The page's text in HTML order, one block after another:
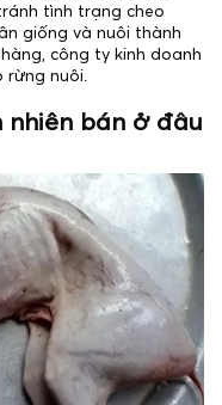
tình trạng cheo
giống và nuôi thành
công ty kinh doanh
rừng nuôi.
nhiên bán ở đâu